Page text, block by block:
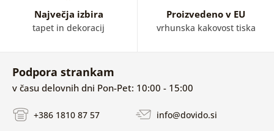
Največja izbira
tapet in dekoracij
Proizvedeno v EU
vrhunska kakovost tiska
Podpora strankam
v času delovnih dni Pon-Pet: 10:00 - 15:00
+386 1810 87 57 info@dovido.si